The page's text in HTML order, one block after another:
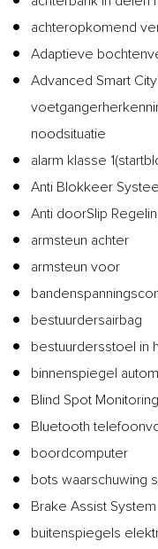
achteropkomend
Adaptieve
Advanced Smart
noodsituatie
alarm klasse
Anti Blokkeer
Anti doorSlip
armsteun achter
armsteun voor
bestuurdersairbag
bestuurdersstoel in
binnenspiegel
Blind Spot
Bluetooth
boordcomputer
bots waarschuwing
Brake Assist System
buitenspiegels